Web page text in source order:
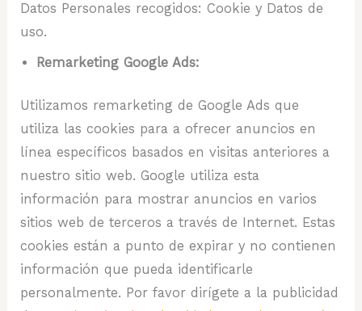
Datos Personales recogidos: Cookie y Datos de
uso.
Remarketing Google Ads:
Utilizamos remarketing de Google Ads que
utiliza las cookies para a ofrecer anuncios en
línea específicos basados en visitas anteriores a
nuestro sitio web. Google utiliza esta
información para mostrar anuncios en varios
sitios web de terceros a través de Internet. Estas
cookies están a punto de expirar y no contienen
información que pueda identificarle
personalmente. Por favor dirígete a la publicidad